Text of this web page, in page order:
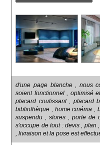
d'une page blanche , nous
soient fonctionnel , optimisé
placard coulissant , placard
bibliothèque , home cinéma ,
suspendu , stores , porte de
s'occupe de tout : devis , plan
, livraison et la pose est